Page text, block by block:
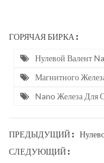
ГОРЯЧАЯ БИРКА :
Нулевой Валент
Магнитного
Nano Железа Для
ПРЕДЫДУЩИЙ :
СЛЕДУЮЩИЙ :